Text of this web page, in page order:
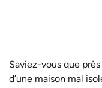
Saviez-vous que
d’une maison mal